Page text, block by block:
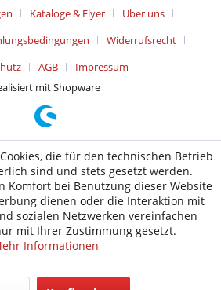
Kataloge & Flyer
Über uns
Widerrufsrecht
AGB
Impressum
mit Shopware
die für den technischen Betrieb
sind und stets gesetzt werden.
Komfort bei Benutzung dieser Website
dienen oder die Interaktion mit
sozialen Netzwerken vereinfachen
mit Ihrer Zustimmung gesetzt.
Informationen